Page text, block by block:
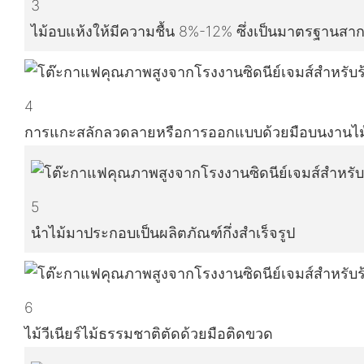
3
ไม้อบแห้งให้มีความชื้น 8%-12% ซึ่งเป็นมาตรฐานสา
4
การแกะสลักลวดลายหรือการออกแบบด้วยมือบนงานไ
5
นำไม้มาประกอบเป็นผลิตภัณฑ์กึ่งสำเร็จรูป
6
ไม้วีเนียร์ไม้ธรรมชาติตัดด้วยมือติดขวด